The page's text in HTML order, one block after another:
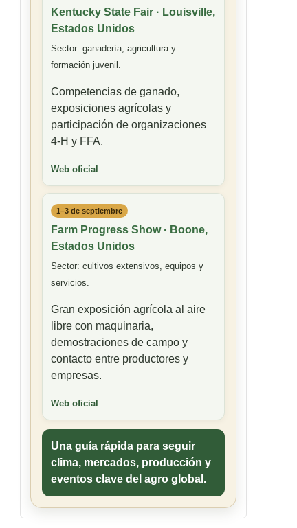
Kentucky State Fair · Louisville,
Estados Unidos
Sector: ganadería, agricultura y
formación juvenil.
Competencias de ganado,
exposiciones agrícolas y
participación de organizaciones
4-H y FFA.
Web oficial
1–3 de septiembre
Farm Progress Show · Boone,
Estados Unidos
Sector: cultivos extensivos, equipos y
servicios.
Gran exposición agrícola al aire
libre con maquinaria,
demostraciones de campo y
contacto entre productores y
empresas.
Web oficial
Una guía rápida para seguir
clima, mercados, producción y
eventos clave del agro global.